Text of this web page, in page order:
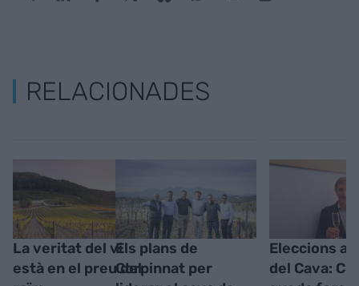
RELACIONADES
La veritat del vi
està en el preu del
Els plans de
Corpinnat per
Eleccions al
del Cava: